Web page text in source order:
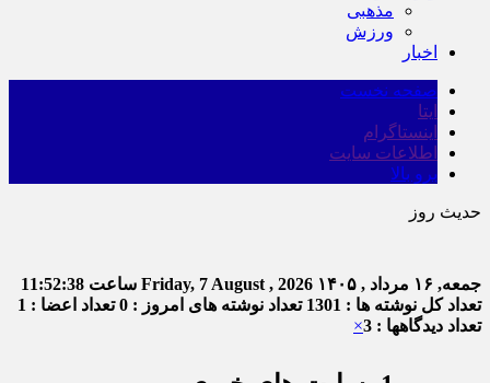
مذهبی
ورزش
اخبار
صفحه نخست
ایتا
اینستاگرام
اطلاعات سایت
برو بالا
حدیث روز
جمعه, ۱۶ مرداد , ۱۴۰۵ Friday, 7 August , 2026 ساعت 11:52:38
تعداد کل نوشته ها : 1301
تعداد نوشته های امروز : 0
تعداد اعضا : 1
تعداد دیدگاهها : 3
×